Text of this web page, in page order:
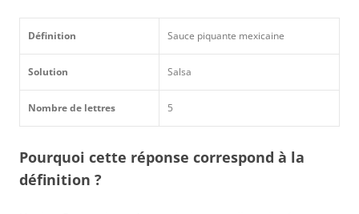
Définition Sauce piquante mexicaine
Solution Salsa
Nombre de lettres 5
Pourquoi cette réponse correspond à la
définition ?